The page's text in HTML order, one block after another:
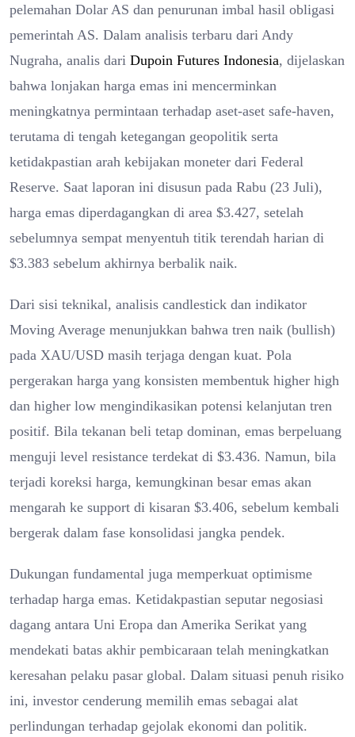
pelemahan Dolar AS dan penurunan imbal hasil obligasi
pemerintah AS. Dalam analisis terbaru dari Andy
Nugraha, analis dari Dupoin Futures Indonesia, dijelaskan
bahwa lonjakan harga emas ini mencerminkan
meningkatnya permintaan terhadap aset-aset safe-haven,
terutama di tengah ketegangan geopolitik serta
ketidakpastian arah kebijakan moneter dari Federal
Reserve. Saat laporan ini disusun pada Rabu (23 Juli),
harga emas diperdagangkan di area $3.427, setelah
sebelumnya sempat menyentuh titik terendah harian di
$3.383 sebelum akhirnya berbalik naik.
Dari sisi teknikal, analisis candlestick dan indikator
Moving Average menunjukkan bahwa tren naik (bullish)
pada XAU/USD masih terjaga dengan kuat. Pola
pergerakan harga yang konsisten membentuk higher high
dan higher low mengindikasikan potensi kelanjutan tren
positif. Bila tekanan beli tetap dominan, emas berpeluang
menguji level resistance terdekat di $3.436. Namun, bila
terjadi koreksi harga, kemungkinan besar emas akan
mengarah ke support di kisaran $3.406, sebelum kembali
bergerak dalam fase konsolidasi jangka pendek.
Dukungan fundamental juga memperkuat optimisme
terhadap harga emas. Ketidakpastian seputar negosiasi
dagang antara Uni Eropa dan Amerika Serikat yang
mendekati batas akhir pembicaraan telah meningkatkan
keresahan pelaku pasar global. Dalam situasi penuh risiko
ini, investor cenderung memilih emas sebagai alat
perlindungan terhadap gejolak ekonomi dan politik.